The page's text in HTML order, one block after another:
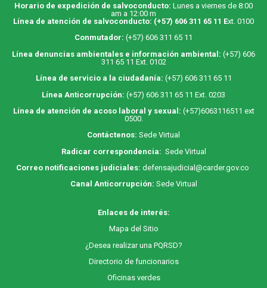
Horario de expedición de salvoconducto: Lunes a viernes de 8:00
am a 12:00 m
Línea de atención de salvoconducto: (+57) 606 311 65 11 Ext. 0100
Conmutador: (+57) 606 311 65 11
Línea denuncias ambientales e información ambiental: (+57) 606
311 65 11 Ext. 0102
Línea de servicio a la ciudadanía: (+57) 606 311 65 11
Línea Anticorrupción: (+57) 606 311 65 11 Ext. 0203
Línea de atención de acoso laboral y sexual: (+57)6063116511 ext
0500.
Contáctenos: Sede Virtual
Radicar correspondencia: Sede Virtual
Correo notificaciones judiciales: defensajudicial@carder.gov.co
Canal Anticorrupción: Sede Virtual
Enlaces de interés:
Mapa del Sitio
¿Desea realizar una PQRSD?
Directorio de funcionarios
Oficinas verdes